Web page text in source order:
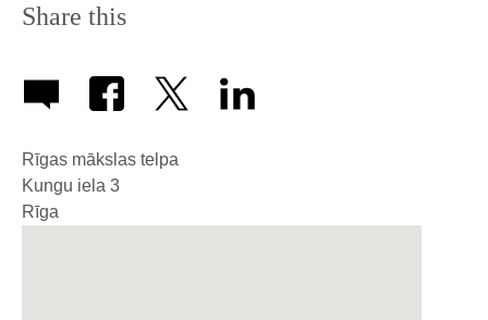
Share this
Rīgas mākslas telpa
Kungu iela 3
Rīga